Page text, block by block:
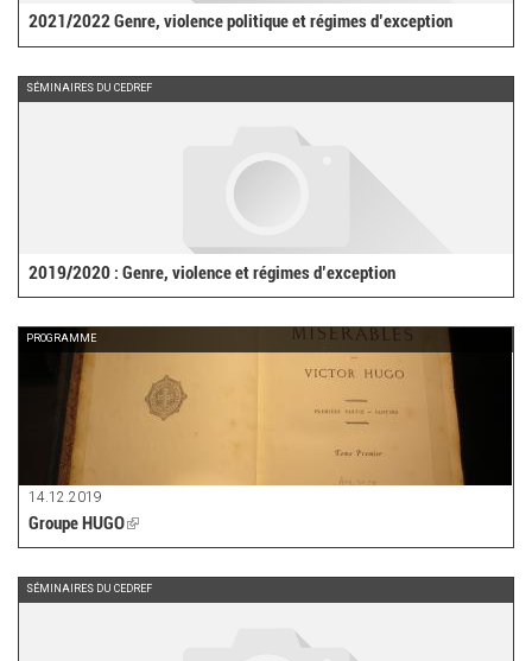
2021/2022 Genre, violence politique et régimes d’exception
SÉMINAIRES DU CEDREF
2019/2020 : Genre, violence et régimes d’exception
PROGRAMME
14.12.2019
Groupe HUGO(link
is
SÉMINAIRES DU CEDREF